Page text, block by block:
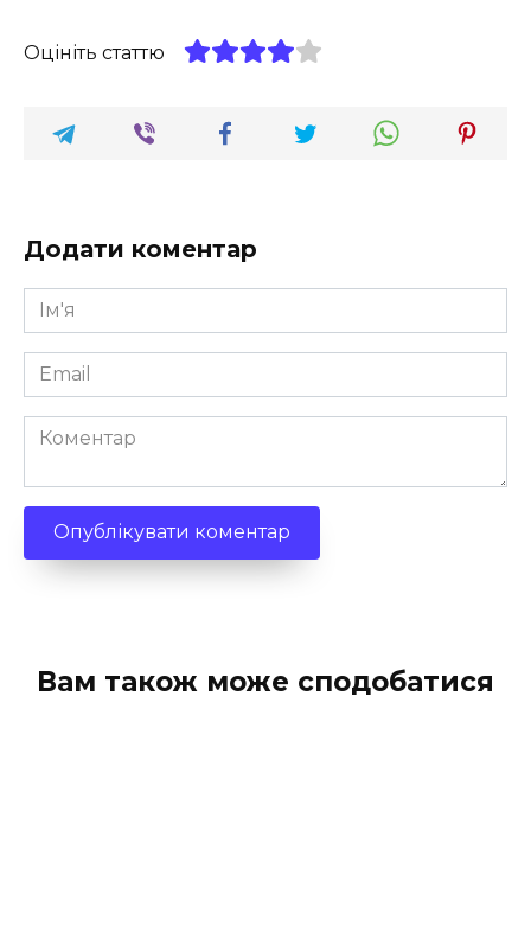
Оцініть статтю
Додати коментар
Ім'я
*
Email
*
Коментар
Вам також може сподобатися